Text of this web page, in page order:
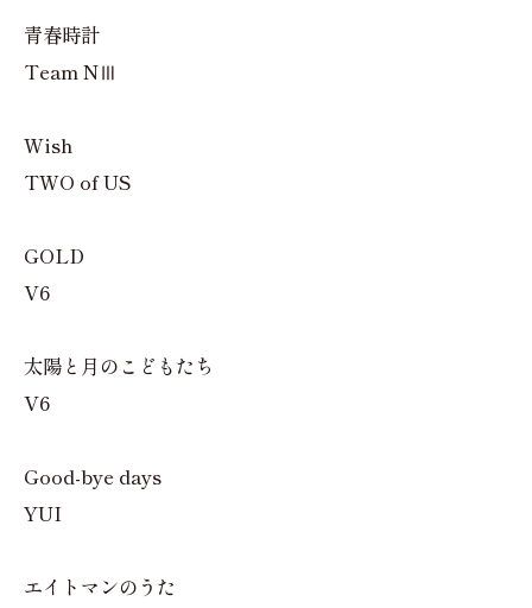
青春時計
Team NⅢ
Wish
TWO of US
GOLD
V6
太陽と月のこどもたち
V6
Good-bye days
YUI
エイトマンのうた